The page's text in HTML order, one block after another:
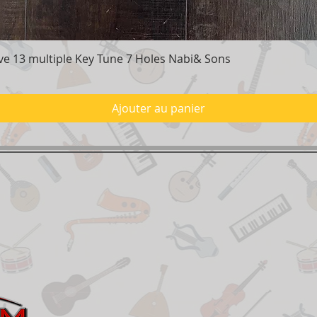
Aperçu rapide
13 multiple Key Tune 7 Holes Nabi& Sons
Ajouter au panier